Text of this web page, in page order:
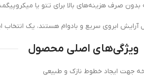
صرف هزینه‌های بالا برای تتو یا
آرایش ابروی سریع و بادوام هستند، یک
ویژگی‌های اصلی محصول
جهت ایجاد خطوط نازک و طبیعی